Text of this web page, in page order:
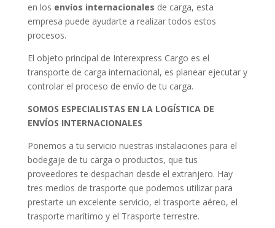
en los envíos internacionales de carga, esta
empresa puede ayudarte a realizar todos estos
procesos.
El objeto principal de Interexpress Cargo es el
transporte de carga internacional, es planear ejecutar y
controlar el proceso de envío de tu carga.
SOMOS ESPECIALISTAS EN LA LOGÍSTICA DE
ENVÍOS INTERNACIONALES
Ponemos a tu servicio nuestras instalaciones para el
bodegaje de tu carga o productos, que tus
proveedores te despachan desde el extranjero. Hay
tres medios de trasporte que podemos utilizar para
prestarte un excelente servicio, el trasporte aéreo, el
trasporte marítimo y el Trasporte terrestre.